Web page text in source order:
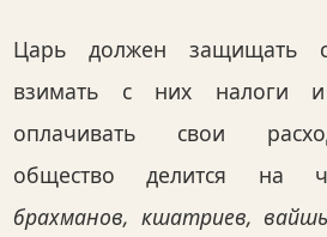
Царь должен защищать
взимать с них налоги
оплачивать свои
общество делится на
брахманов, кшатриев,